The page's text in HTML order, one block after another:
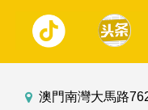
澳門南灣大馬路